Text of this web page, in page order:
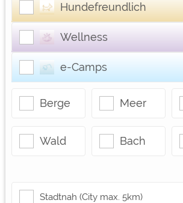
Hundefreundlich
Wellness
e-Camps
Berge Meer
Wald Bach
Stadtnah (City max. 5km)
Google AdSense
https://
Google Remarketing
https://
Die Cookieeinstellungen können jeder
über "COOKIES" geändert werden!